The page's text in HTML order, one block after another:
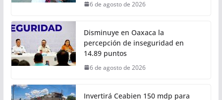
6 de agosto de 2026
Disminuye en Oaxaca la
percepción de inseguridad en
14.89 puntos
6 de agosto de 2026
Invertirá Ceabien 150 mdp para